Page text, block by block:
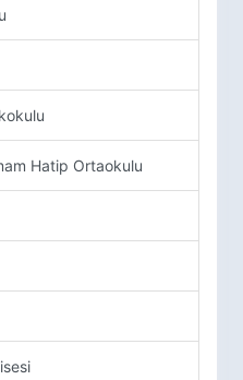
Hatip Ortaokulu